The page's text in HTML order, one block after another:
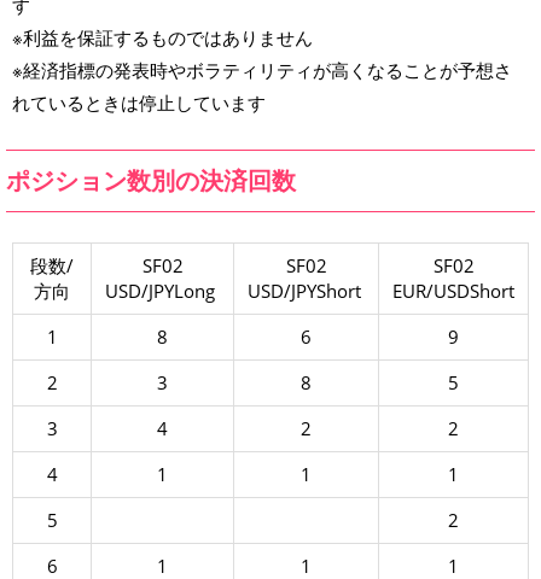
す
※利益を保証するものではありません
※経済指標の発表時やボラティリティが高くなることが予想さ
れているときは停止しています
ポジション数別の決済回数
段数/
方向
SF02
USD/JPYLong
SF02
USD/JPYShort
SF02
EUR/USDShort
1
8 6
9
2
3 8
5
3
4 2
2
4
1 1
1
5
2
6
1 1
1